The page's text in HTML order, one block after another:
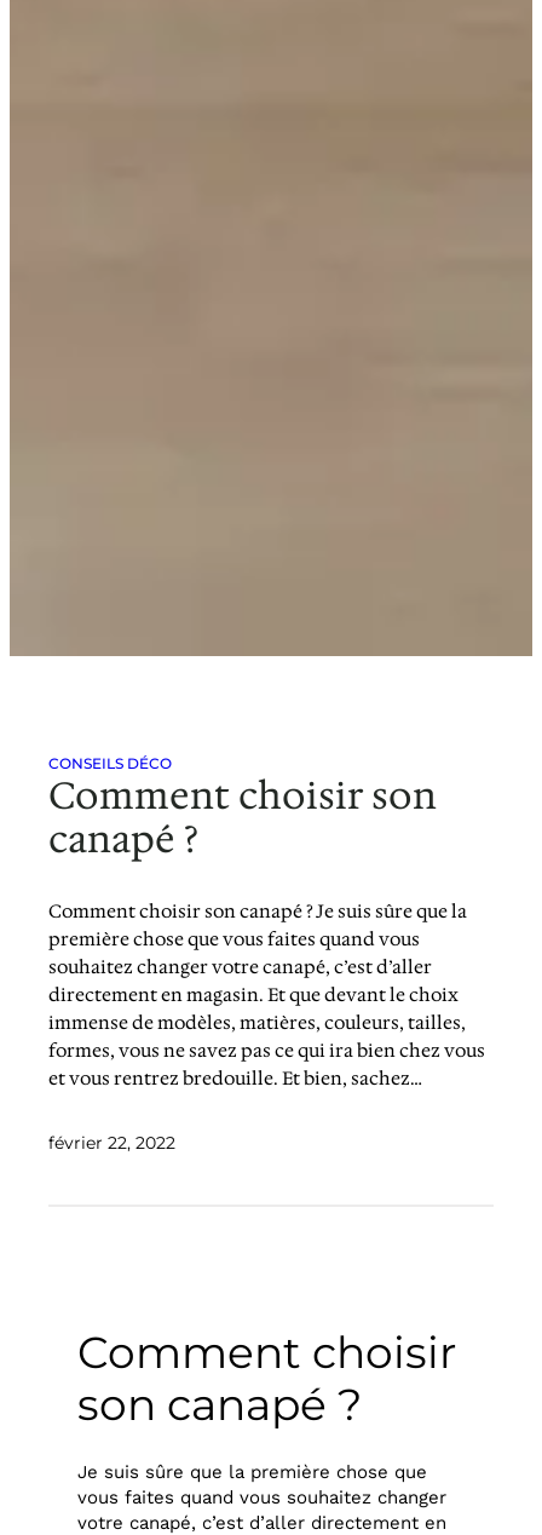
CONSEILS DÉCO
Comment choisir son
canapé ?
Comment choisir son canapé ? Je suis sûre que la
première chose que vous faites quand vous
souhaitez changer votre canapé, c’est d’aller
directement en magasin. Et que devant le choix
immense de modèles, matières, couleurs, tailles,
formes, vous ne savez pas ce qui ira bien chez vous
et vous rentrez bredouille. Et bien, sachez…
février 22, 2022
Comment choisir
son canapé ?
Je suis sûre que la première chose que
vous faites quand vous souhaitez changer
votre canapé, c’est d’aller directement en